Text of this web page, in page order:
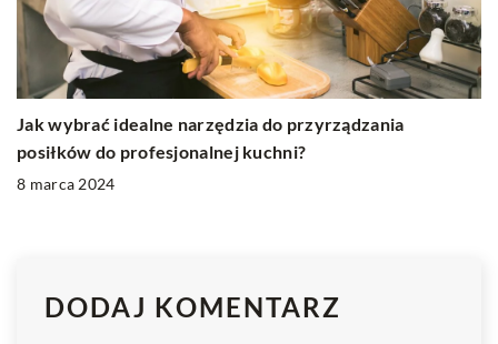
Jak wybrać idealne narzędzia do przyrządzania
posiłków do profesjonalnej kuchni?
8 marca 2024
DODAJ KOMENTARZ